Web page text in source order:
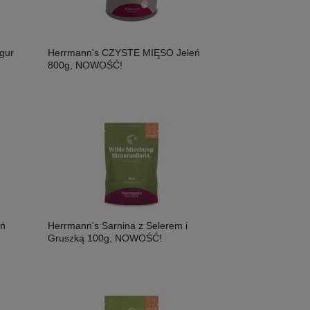
Herrmann's CZYSTE MIĘSO Jeleń
800g, NOWOŚĆ!
Herrmann's Sarnina z Selerem i
Gruszką 100g, NOWOŚĆ!